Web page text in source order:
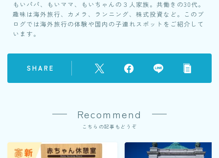
もいパパ、もいママ、もいちゃんの３人家族。共働きの30代。
趣味は海外旅行、カメラ、ランニング、株式投資など。このブ
ログでは海外旅行の体験や国内の子連れスポットをご紹介して
います。
SHARE
Recommend
こちらの記事もどうぞ